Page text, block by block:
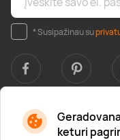
keturi
* Susipažinau su
Apie mus